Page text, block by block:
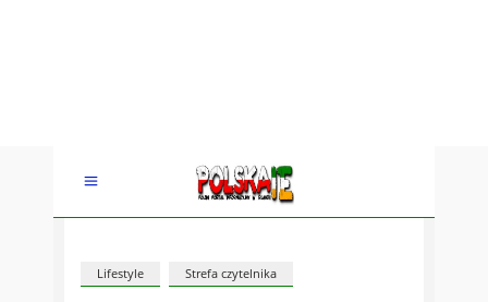
Lifestyle Strefa czytelnika